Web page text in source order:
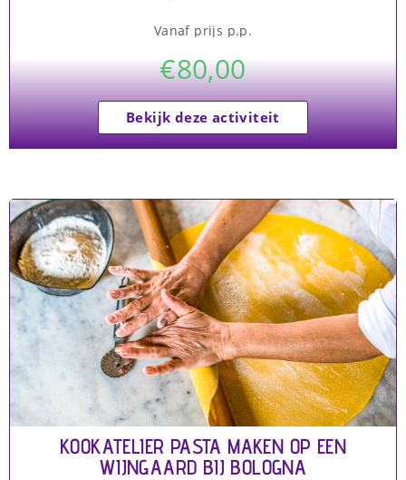
Vanaf prijs p.p.
€80,00
Bekijk deze activiteit
KOOKATELIER PASTA MAKEN OP EEN
WIJNGAARD BIJ BOLOGNA